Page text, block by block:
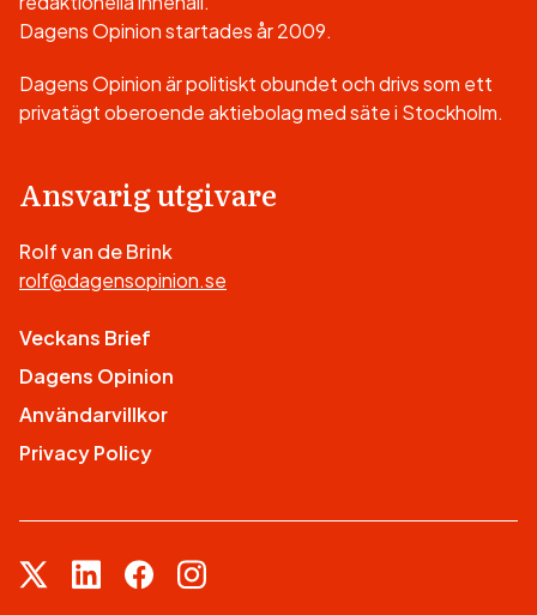
Dagens Opinion startades år 2009.
Dagens Opinion är politiskt obundet och drivs som ett
privatägt oberoende aktiebolag med säte i Stockholm.
Ansvarig utgivare
Rolf van de Brink
rolf@dagensopinion.se
Veckans Brief
Dagens Opinion
Användarvillkor
Privacy Policy